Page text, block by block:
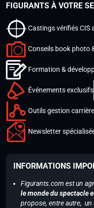
FIGURANTS À VOTRE
Castings vérifiés CIS
Conseils book photo
Formation &
Événements exclusifs
Outils gestion carrière
Newsletter
INFORMATIONS
Figurants.com est un
le monde du spectacle
propose, entre autre,